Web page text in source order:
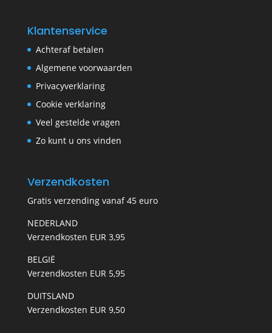
Klantenservice
Achteraf betalen
Algemene voorwaarden
Privacyverklaring
Cookie verklaring
Veel gestelde vragen
Zo kunt u ons vinden
Verzendkosten
Gratis verzending vanaf 45 euro
NEDERLAND
Verzendkosten EUR 3,95
BELGIË
Verzendkosten EUR 5,95
DUITSLAND
Verzendkosten EUR 9,50